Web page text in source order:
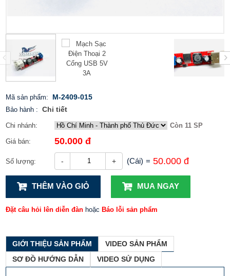
Mã sản phẩm: M-2409-015
Bảo hành : Chi tiết
Chi nhánh: Còn 11 SP
Giá bán: 50.000 đ
Số lượng: - + (Cái) = 50.000 đ
THÊM VÀO GIỎ MUA NGAY
Đặt câu hỏi lên diễn đàn hoặc Báo lỗi sản phẩm
GIỚI THIỆU SẢN PHẨM
VIDEO SẢN PHẨM
SƠ ĐỒ HƯỚNG DẪN
VIDEO SỬ DỤNG